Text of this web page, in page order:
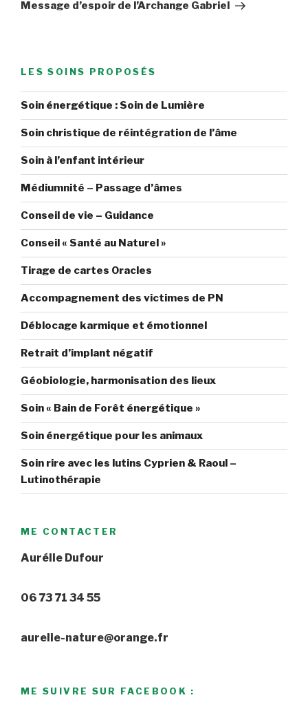
Message d’espoir de l’Archange Gabriel
LES SOINS PROPOSÉS
Soin énergétique : Soin de Lumière
Soin christique de réintégration de l’âme
Soin à l’enfant intérieur
Médiumnité – Passage d’âmes
Conseil de vie – Guidance
Conseil « Santé au Naturel »
Tirage de cartes Oracles
Accompagnement des victimes de PN
Déblocage karmique et émotionnel
Retrait d’implant négatif
Géobiologie, harmonisation des lieux
Soin « Bain de Forêt énergétique »
Soin énergétique pour les animaux
Soin rire avec les lutins Cyprien & Raoul –
Lutinothérapie
ME CONTACTER
Aurélie Dufour
06 73 71 34 55
aurelie-nature@orange.fr
ME SUIVRE SUR FACEBOOK :